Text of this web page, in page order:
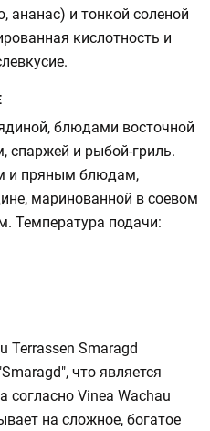
и тонкой соленой
кислотность и
блюдами восточной
спаржей и рыбой-гриль.
и пряным блюдам,
маринованной в соевом
Температура подачи:
Terrassen Smaragd
что является
согласно Vinea Wachau
на сложное, богатое